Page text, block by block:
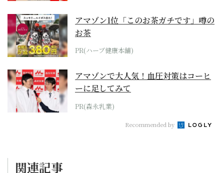
アマゾン1位「このお茶ガチです」噂の
お茶
PR(ハーブ健康本舗)
アマゾンで大人気！血圧対策はコーヒ
ーに足してみて
PR(森永乳業)
Recommended by
関連記事